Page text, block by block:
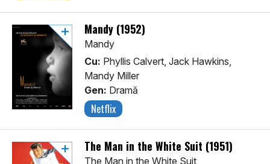
Mandy (1952)
Mandy
Cu: Phyllis Calvert, Jack Hawkins,
Mandy Miller
Gen: Dramă
Netflix
The Man in the White Suit (1951)
The Man in the White Suit